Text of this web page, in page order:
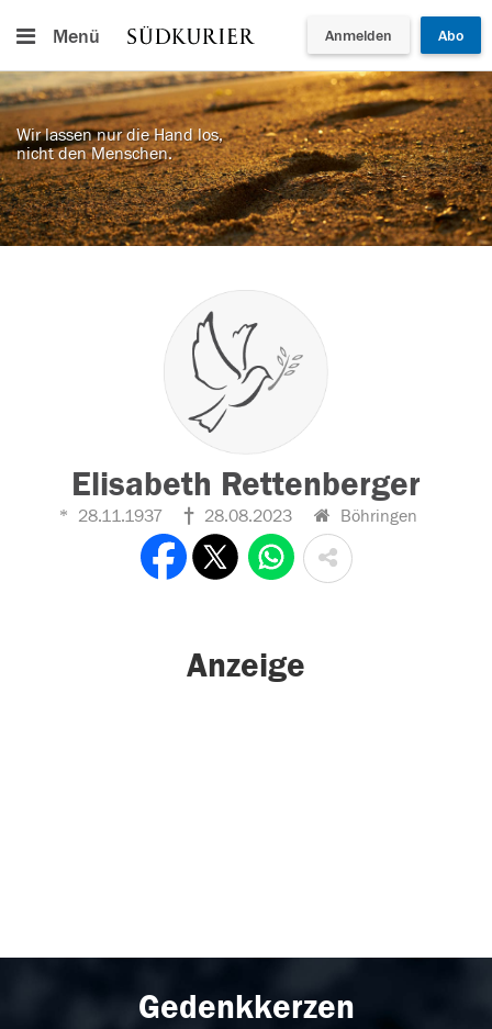
Menü Anmelden Abo
Wir lassen nur die Hand los,
nicht den Menschen.
Elisabeth Rettenberger
28.11.1937 28.08.2023 Böhringen
Anzeige
Gedenkkerzen